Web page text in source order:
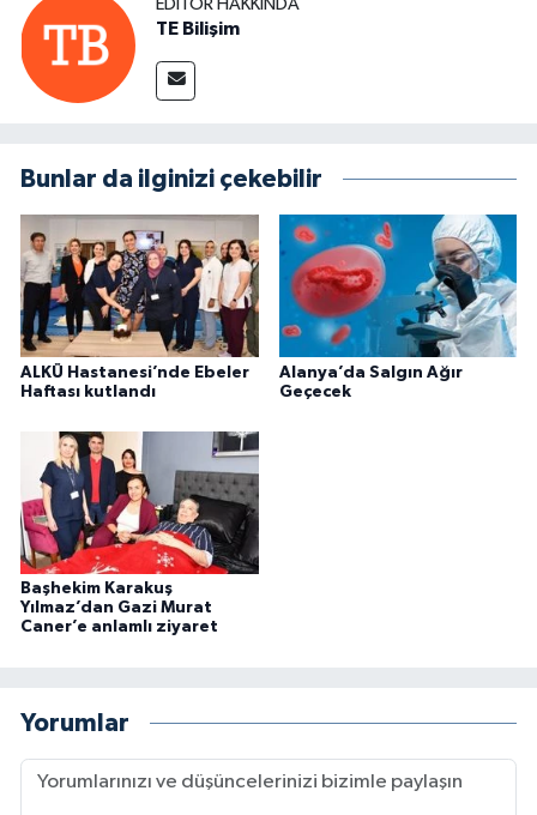
EDITÖR HAKKINDA
TE Bilişim
Bunlar da ilginizi çekebilir
ALKÜ Hastanesi’nde Ebeler
Haftası kutlandı
Alanya’da Salgın Ağır
Geçecek
Başhekim Karakuş
Yılmaz’dan Gazi Murat
Caner’e anlamlı ziyaret
Yorumlar